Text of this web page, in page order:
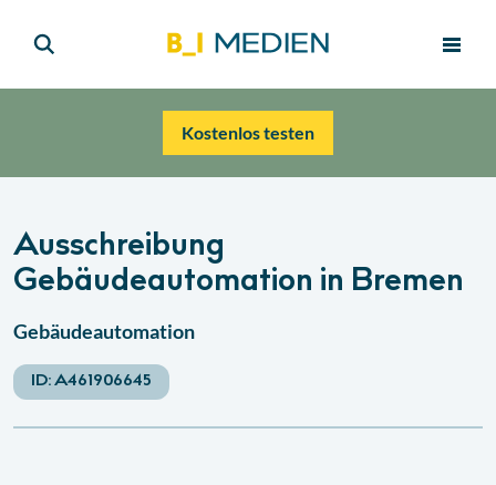
Kostenlos testen
Ausschreibung
Gebäudeautomation in Bremen
Gebäudeautomation
ID:A461906645